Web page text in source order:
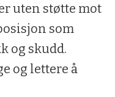
uten støtte mot
som
og skudd.
og lettere å